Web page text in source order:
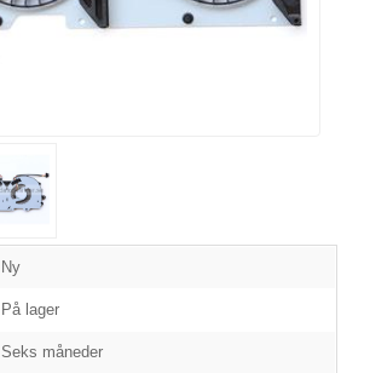
Ny
På lager
Seks måneder